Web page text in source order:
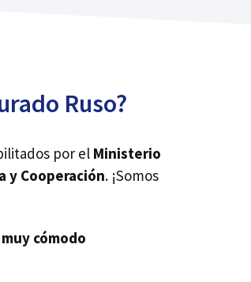
Ruso?
por el Ministerio
y Cooperación. ¡Somos
cómodo